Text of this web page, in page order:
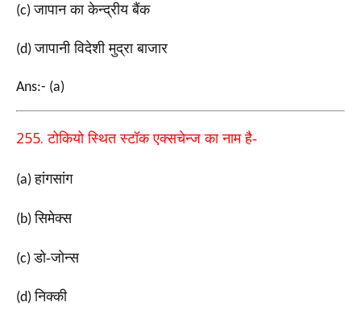
(c)जापान का केन्द्रीय बैंक
(d)जापानी विदेशी मुद्रा बाजार
Ans:- (a)
255.टोकियो स्थित स्टॉक एक्सचेन्ज का नाम है-
(a)हांगसांग
(b)सिमेक्स
(c)डो-जोन्स
(d)निक्की